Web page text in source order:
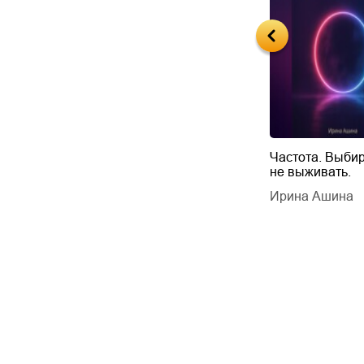
Частота.
не выживать.
Ирина Ашина